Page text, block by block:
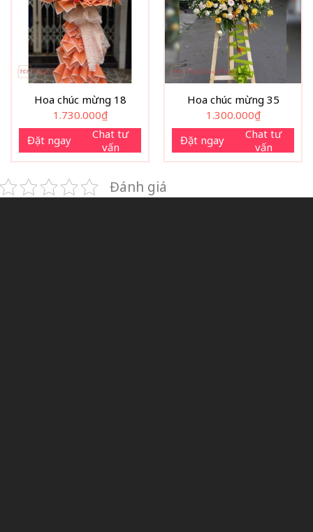
Hoa chúc mừng 18
1.730.000₫
Đặt ngay
Chat tư
vấn
Hoa chúc mừng 35
1.300.000₫
Đặt ngay
Chat tư
vấn
Đánh giá